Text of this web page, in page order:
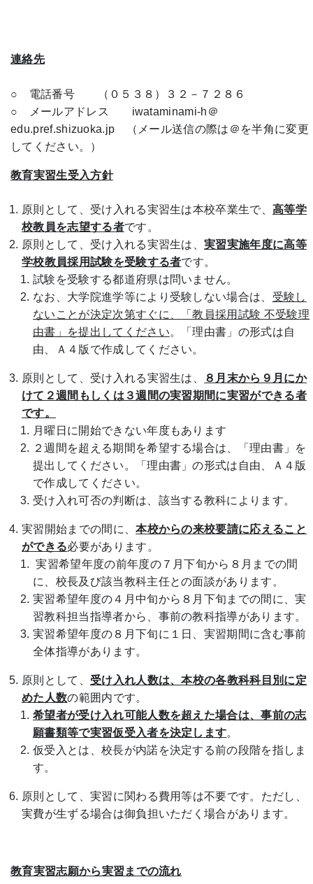
連絡先
○ 電話番号 （０５３８）３２－７２８６
○ メールアドレス iwataminami-h＠
edu.pref.shizuoka.jp （メール送信の際は＠を半角に変更
してください。）
教育実習生受入方針
原則として、受け入れる実習生は本校卒業生で、高等学
校教員を志望する者です。
原則として、受け入れる実習生は、実習実施年度に高等
学校教員採用試験を受験する者です。
試験を受験する都道府県は問いません。
なお、大学院進学等により受験しない場合は、 受験し
ないことが決定次第すぐに、
「教員採用試験 不受験理
由書」を提出してください。「理由書」の形式は自
由、Ａ４版で作成してください。
原則として、受け入れる実習生は、
８月末から９月にか
けて２週間もしくは３週間の実習期間に実習ができる者
です。
月曜日に開始できない年度もあります
２週間を超える期間を希望する場合は、「理由書」を
提出してください。「理由書」の形式は自由、Ａ４版
で作成してください。
受け入れ可否の判断は、該当する教科によります。
実習開始までの間に、本校からの来校要請に応えること
ができる必要があります。
実習希望年度の前年度の７月下旬から８月までの間
に、校長及び該当教科主任との面談があります。
実習希望年度の４月中旬から８月下旬までの間に、実
習教科担当指導者から、事前の教科指導があります。
実習希望年度の８月下旬に１日、実習期間に含む事前
全体指導があります。
原則として、 受け入れ人数は、本校の各教科科目別に定
めた人数の範囲内です。
希望者が受け入れ可能人数を超えた場合は、事前の志
願書類等で実習仮受入者を決定します。
仮受入とは、校長が内諾を決定する前の段階を指しま
す。
原則として、実習に関わる費用等は不要です。ただし、
実費が生ずる場合は御負担いただく場合があります。
教育実習志願から実習までの流れ